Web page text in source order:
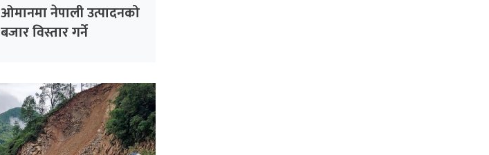
ओमानमा नेपाली उत्पादनको
बजार विस्तार गर्ने